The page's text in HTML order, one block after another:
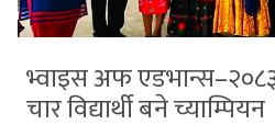
भ्वाइस अफ
चार विद्यार्थी बने च्याम्पियन